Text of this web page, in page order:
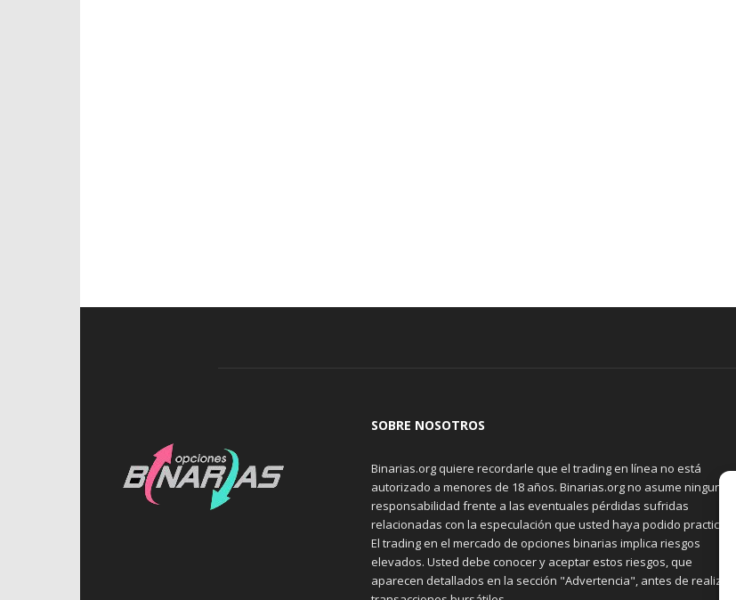
SOBRE NOSOTROS
Binarias.org quiere recordarle que el trading en línea no está
autorizado a menores de 18 años. Binarias.org no asume ninguna
responsabilidad frente a las eventuales pérdidas sufridas
relacionadas con la especulación que usted haya podido practicar.
El trading en el mercado de opciones binarias implica riesgos
elevados. Usted debe conocer y aceptar estos riesgos, que
aparecen detallados en la sección "Advertencia", antes de realizar